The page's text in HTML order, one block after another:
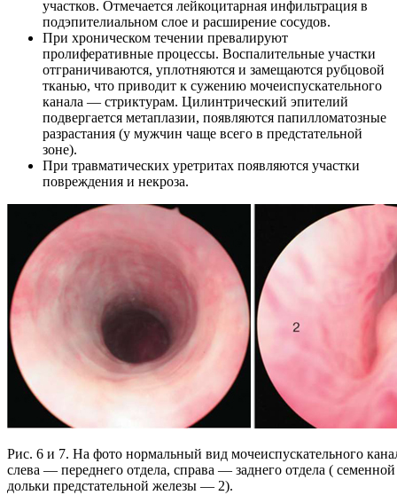
участков. Отмечается лейкоцитарная инфильтрация в
подэпителиальном слое и расширение сосудов.
При хроническом течении превалируют
пролиферативные процессы. Воспалительные участки
отграничиваются, уплотняются и замещаются рубцовой
тканью, что приводит к сужению мочеиспускательного
канала — стриктурам. Цилинтрический эпителий
подвергается метаплазии, появляются папилломатозные
разрастания (у мужчин чаще всего в предстательной
зоне).
При травматических уретритах появляются участки
повреждения и некроза.
Рис. 6 и 7. На фото нормальный вид мочеиспускательного
слева — переднего отдела, справа — заднего отдела (
дольки предстательной железы — 2).